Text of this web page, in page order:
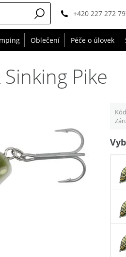
+420 227 272
Oblečení Péče o úlovek
Pike
Kód